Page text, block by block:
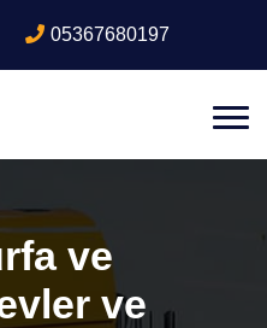
05367680197
ve
ve